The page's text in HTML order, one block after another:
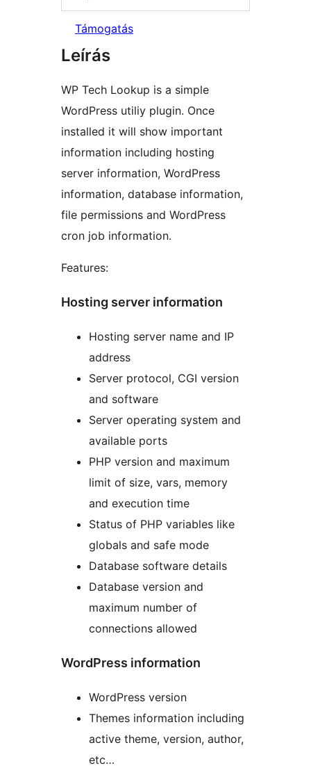
Támogatás
Leírás
WP Tech Lookup is a simple
WordPress utiliy plugin. Once
installed it will show important
information including hosting
server information, WordPress
information, database information,
file permissions and WordPress
cron job information.
Features:
Hosting server information
Hosting server name and IP
address
Server protocol, CGI version
and software
Server operating system and
available ports
PHP version and maximum
limit of size, vars, memory
and execution time
Status of PHP variables like
globals and safe mode
Database software details
Database version and
maximum number of
connections allowed
WordPress information
WordPress version
Themes information including
active theme, version, author,
etc…